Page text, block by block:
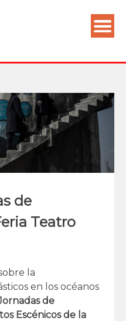
de
Teatro
la
en los océanos
de
Escénicos de la